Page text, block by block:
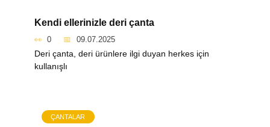
Kendi ellerinizle deri çanta
0 09.07.2025
Deri çanta, deri ürünlere ilgi duyan herkes için
kullanışlı
ÇANTALAR